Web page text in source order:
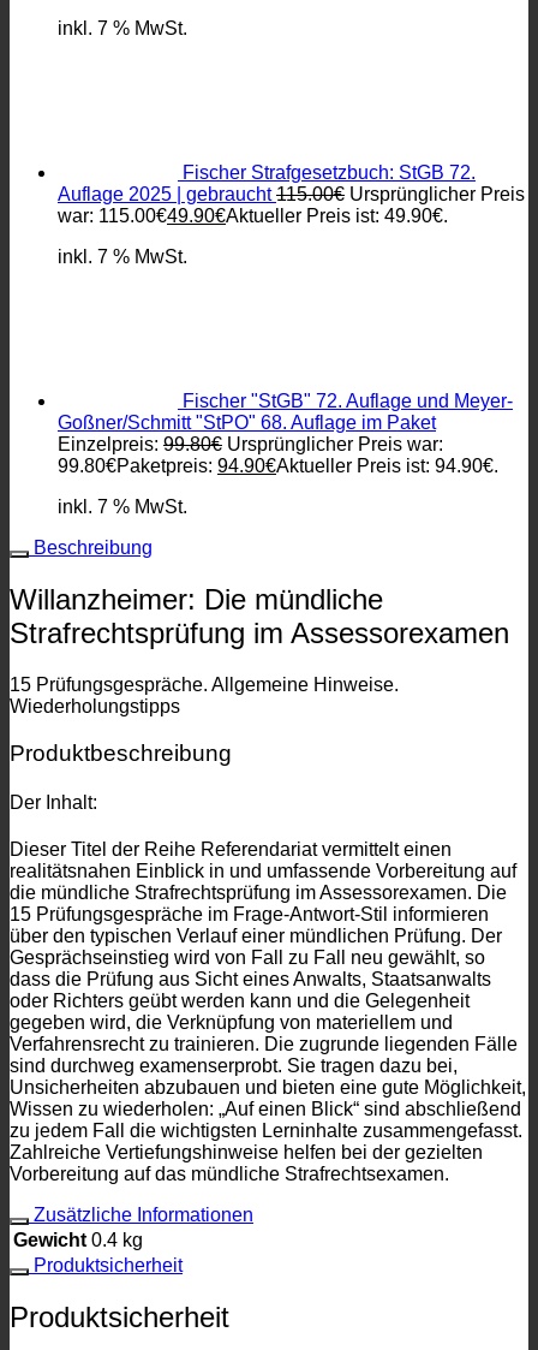
inkl. 7 % MwSt.
Fischer Strafgesetzbuch: StGB 72.
Auflage 2025 | gebraucht 115.00€ Ursprünglicher Preis
war: 115.00€49.90€Aktueller Preis ist: 49.90€.
inkl. 7 % MwSt.
Fischer "StGB" 72. Auflage und Meyer-
Goßner/Schmitt "StPO" 68. Auflage im Paket
Einzelpreis: 99.80€ Ursprünglicher Preis war:
99.80€Paketpreis: 94.90€Aktueller Preis ist: 94.90€.
inkl. 7 % MwSt.
Beschreibung
Willanzheimer: Die mündliche
Strafrechtsprüfung im Assessorexamen
15 Prüfungsgespräche. Allgemeine Hinweise.
Wiederholungstipps
Produktbeschreibung
Der Inhalt:
Dieser Titel der Reihe Referendariat vermittelt einen
realitätsnahen Einblick in und umfassende Vorbereitung auf
die mündliche Strafrechtsprüfung im Assessorexamen. Die
15 Prüfungsgespräche im Frage-Antwort-Stil informieren
über den typischen Verlauf einer mündlichen Prüfung. Der
Gesprächseinstieg wird von Fall zu Fall neu gewählt, so
dass die Prüfung aus Sicht eines Anwalts, Staatsanwalts
oder Richters geübt werden kann und die Gelegenheit
gegeben wird, die Verknüpfung von materiellem und
Verfahrensrecht zu trainieren. Die zugrunde liegenden Fälle
sind durchweg examenserprobt. Sie tragen dazu bei,
Unsicherheiten abzubauen und bieten eine gute Möglichkeit,
Wissen zu wiederholen: „Auf einen Blick“ sind abschließend
zu jedem Fall die wichtigsten Lerninhalte zusammengefasst.
Zahlreiche Vertiefungshinweise helfen bei der gezielten
Vorbereitung auf das mündliche Strafrechtsexamen.
Zusätzliche Informationen
Gewicht 0.4 kg
Produktsicherheit
Produktsicherheit